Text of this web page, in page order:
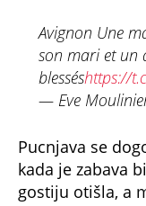
Avignon Une
son mari et un
blesséshttps://
— Eve
kada je zabava
gostiju otišla, a
u automobil, sa